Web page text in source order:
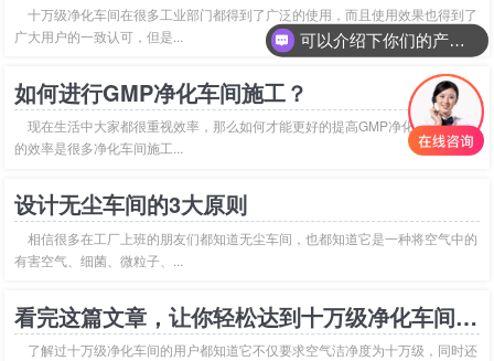
十万级净化车间在很多工业部门都得到了广泛的使用，而且使用效果也得到了
广大用户的一致认可，但是...
如何进行GMP净化车间施工？
现在生活中大家都很重视效率，那么如何才能更好的提高GMP净化车间施工
的效率是很多净化车间施工...
设计无尘车间的3大原则
相信很多在工厂上班的朋友们都知道无尘车间，也都知道它是一种将空气中的
有害空气、细菌、微粒子、...
看完这篇文章，让你轻松达到十万级净化车间标准！
了解过十万级净化车间的用户都知道它不仅要求空气洁净度为十万级，同时还
可以介绍下你们的产品么